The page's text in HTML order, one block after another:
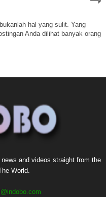
hal yang sulit. Yang
Anda dilihat banyak orang
and videos straight from the
World.